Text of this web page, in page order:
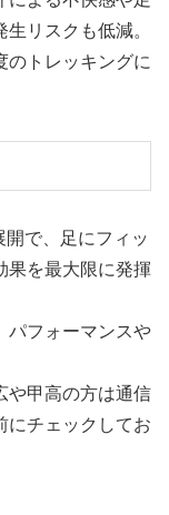
リスクも低減。
のトレッキングに
で、足にフィッ
果を最大限に発揮
パフォーマンスや
や甲高の方は通信
にチェックしてお